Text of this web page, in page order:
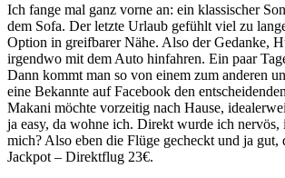
Ich fange mal ganz vorne an: ein klassischer
dem Sofa. Der letzte Urlaub gefühlt viel zu
Option in greifbarer Nähe. Also der Gedanke,
irgendwo mit dem Auto hinfahren. Ein paar
Dann kommt man so von einem zum anderen
eine Bekannte auf Facebook den
Makani möchte vorzeitig nach Hause,
ja easy, da wohne ich. Direkt wurde ich nervös,
mich? Also eben die Flüge gecheckt und ja gut,
Jackpot – Direktflug 23€.